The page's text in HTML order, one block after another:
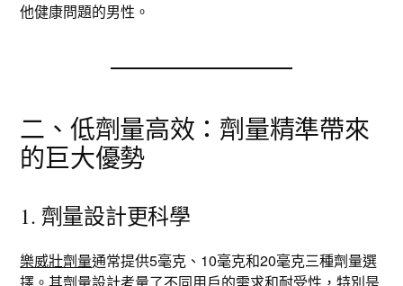
他健康問題的男性。
二、低劑量高效：劑量精準帶來
的巨大優勢
1. 劑量設計更科學
樂威壯劑量通常提供5毫克、10毫克和20毫克三種劑量選